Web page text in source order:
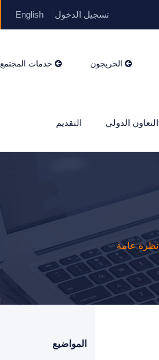
تسجيل الدخول English
الخريجون خدمات المجتمع
التعاون الدولي التقديم
نظرة عامة
المواضيع